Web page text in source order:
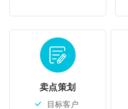
卖点策划
目标客户